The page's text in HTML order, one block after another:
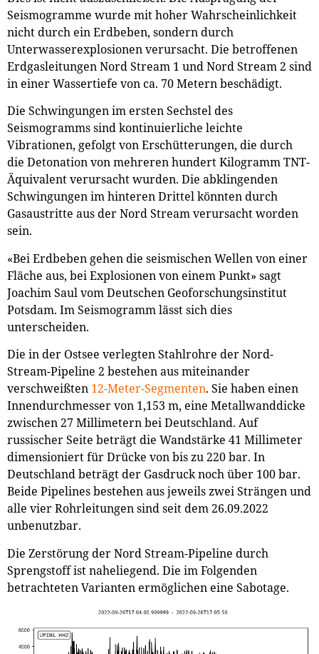
Seismogramme wurde mit hoher Wahrscheinlichkeit
nicht durch ein Erdbeben, sondern durch
Unterwasserexplosionen verursacht. Die betroffenen
Erdgasleitungen Nord Stream 1 und Nord Stream 2 sind
in einer Wassertiefe von ca. 70 Metern beschädigt.
Die Schwingungen im ersten Sechstel des
Seismogramms sind kontinuierliche leichte
Vibrationen, gefolgt von Erschütterungen, die durch
die Detonation von mehreren hundert Kilogramm TNT-
Äquivalent verursacht wurden. Die abklingenden
Schwingungen im hinteren Drittel könnten durch
Gasaustritte aus der Nord Stream verursacht worden
sein.
«Bei Erdbeben gehen die seismischen Wellen von einer
Fläche aus, bei Explosionen von einem Punkt» sagt
Joachim Saul vom Deutschen Geoforschungsinstitut
Potsdam. Im Seismogramm lässt sich dies
unterscheiden.
Die in der Ostsee verlegten Stahlrohre der Nord-
Stream-Pipeline 2 bestehen aus miteinander
verschweißten 12-Meter-Segmenten. Sie haben einen
Innendurchmesser von 1,153 m, eine Metallwanddicke
zwischen 27 Millimetern bei Deutschland. Auf
russischer Seite beträgt die Wandstärke 41 Millimeter
dimensioniert für Drücke von bis zu 220 bar. In
Deutschland beträgt der Gasdruck noch über 100 bar.
Beide Pipelines bestehen aus jeweils zwei Strängen und
alle vier Rohrleitungen sind seit dem 26.09.2022
unbenutzbar.
Die Zerstörung der Nord Stream-Pipeline durch
Sprengstoff ist naheliegend. Die im Folgenden
betrachteten Varianten ermöglichen eine Sabotage.